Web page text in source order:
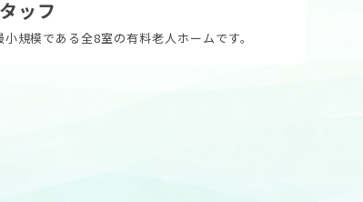
ッフ
規模である全8室の有料老人ホームです。